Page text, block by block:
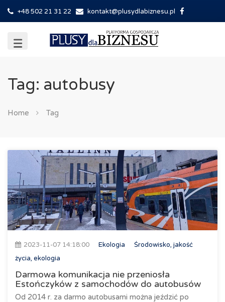
+48 502 21 31 22 kontakt@plusydlabiznesu.pl
Tag: autobusy
Home Tag
2023-11-07 14:18:00 Ekologia
Środowisko, jakość
życia, ekologia
Darmowa komunikacja nie przeniosła
Estończyków z samochodów do autobusów
Od 2014 r. za darmo autobusami można jeździć po